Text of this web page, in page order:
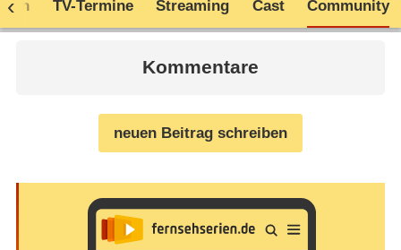
TV-Termine Streaming Cast Community
Kommentare
neuen Beitrag schreiben